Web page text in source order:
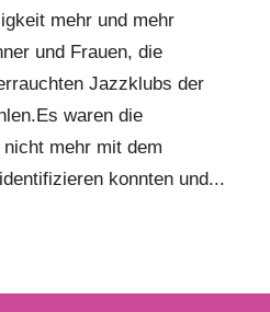
mehr und mehr
und Frauen, die
Jazzklubs der
waren die
mehr mit dem
konnten und...